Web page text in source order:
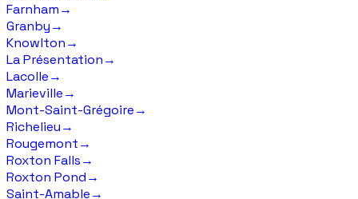
Farnham→
Granby→
Knowlton→
La Présentation→
Lacolle→
Marieville→
Mont-Saint-Grégoire→
Richelieu→
Rougemont→
Roxton Falls→
Roxton Pond→
Saint-Amable→